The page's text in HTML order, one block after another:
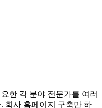
한 각 분야 전문가를 여러
회사 홈페이지 구축만 하